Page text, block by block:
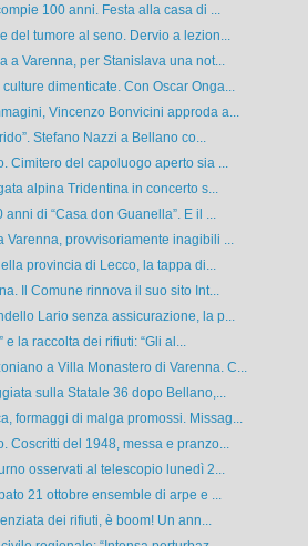
100 anni. Festa alla casa di ...
del tumore al seno. Dervio a lezion...
a Varenna, per Stanislava una not...
culture dimenticate. Con Oscar Onga...
Vincenzo Bonvicini approda a...
Stefano Nazzi a Bellano co...
Cimitero del capoluogo aperto sia ...
alpina Tridentina in concerto s...
anni di “Casa don Guanella”. E il ...
Varenna, provvisoriamente inagibili ...
provincia di Lecco, la tappa di...
Il Comune rinnova il suo sito Int...
Lario senza assicurazione, la p...
e la raccolta dei rifiuti: “Gli al...
a Villa Monastero di Varenna. C...
sulla Statale 36 dopo Bellano,...
formaggi di malga promossi. Missag...
Coscritti del 1948, messa e pranzo...
osservati al telescopio lunedì 2...
21 ottobre ensemble di arpe e ...
dei rifiuti, è boom! Un ann...